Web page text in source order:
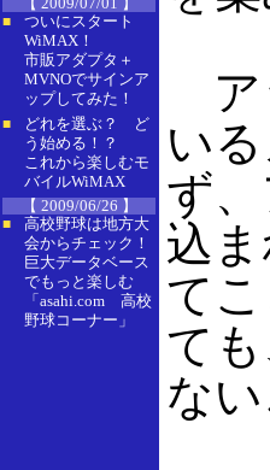
■
ついにスタート
WiMAX！
市販アダプタ＋
MVNOでサインア
ップしてみた！
■
どれを選ぶ？ ど
う始める！？
これから楽しむモ
バイルWiMAX
【 2009/06/26 】
■
高校野球は地方大
会からチェック！
巨大データベース
でもっと楽しむ
「asahi.com 高校
野球コーナー」
ア
い
ず
込
て
て
な